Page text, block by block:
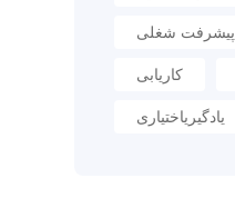
پیشرفت شغلی
کاریابی
یادگیریاختیاری